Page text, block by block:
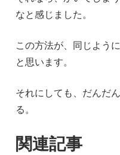
なと感じました。
この方法が、同じよう
と思います。
それにしても、だんだ
る。
関連記事